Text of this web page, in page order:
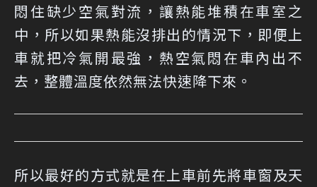
悶住缺少空氣對流，讓熱能堆積在車室之
中，所以如果熱能沒排出的情況下，即便上
車就把冷氣開最強，熱空氣悶在車內出不
去，整體溫度依然無法快速降下來。
所以最好的方式就是在上車前先將車窗及天